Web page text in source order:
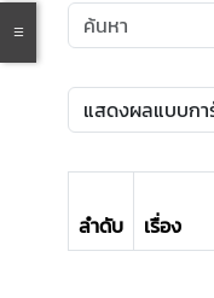
ลำดับ เรื่อง